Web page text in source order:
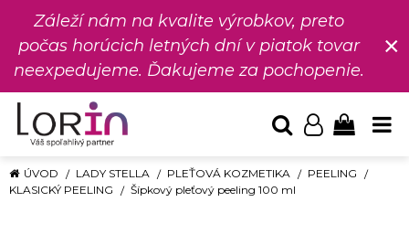
Záleží nám na kvalite výrobkov, preto
počas horúcich letných dní v piatok tovar
neexpedujeme. Ďakujeme za pochopenie.
×
ÚVOD LADY STELLA PLEŤOVÁ KOZMETIKA
PEELING
KLASICKÝ PEELING
Šípkový pleťový peeling 100 ml